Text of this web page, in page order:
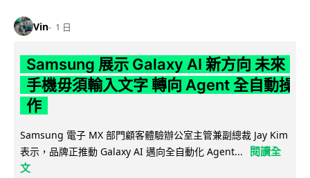
Vin 1 日
Samsung 展示 Galaxy AI 新方向 未來
手機毋須輸入文字 轉向 Agent 全自動操
作
Samsung 電子 MX 部門顧客體驗辦公室主管兼副總裁 Jay Kim
表示，品牌正推動 Galaxy AI 邁向全自動化 Agent...
閱讀全
文